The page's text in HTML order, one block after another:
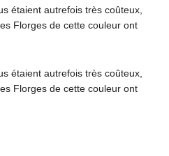
étaient autrefois très coûteux,
Florges de cette couleur ont
étaient autrefois très coûteux,
Florges de cette couleur ont